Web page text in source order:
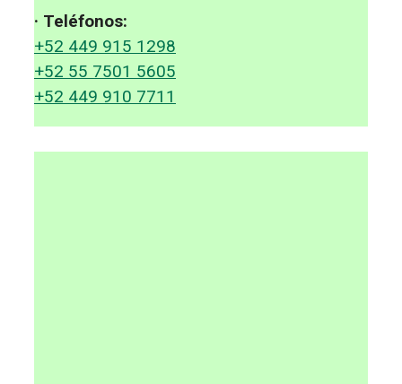
· Teléfonos:
+52 449 915 1298
+52 55 7501 5605
+52 449 910 7711